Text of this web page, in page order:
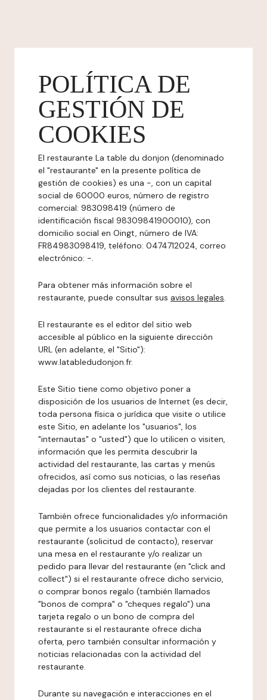
POLÍTICA DE
GESTIÓN DE
COOKIES
El restaurante La table du donjon (denominado
el "restaurante" en la presente política de
gestión de cookies) es una -, con un capital
social de 60000 euros, número de registro
comercial: 983098419 (número de
identificación fiscal 98309841900010), con
domicilio social en Oingt, número de IVA:
FR84983098419, teléfono: 0474712024, correo
electrónico: -.
Para obtener más información sobre el
restaurante, puede consultar sus avisos legales.
El restaurante es el editor del sitio web
accesible al público en la siguiente dirección
URL (en adelante, el "Sitio"):
www.latabledudonjon.fr.
Este Sitio tiene como objetivo poner a
disposición de los usuarios de Internet (es decir,
toda persona física o jurídica que visite o utilice
este Sitio, en adelante los "usuarios", los
"internautas" o "usted") que lo utilicen o visiten,
información que les permita descubrir la
actividad del restaurante, las cartas y menús
ofrecidos, así como sus noticias, o las reseñas
dejadas por los clientes del restaurante.
También ofrece funcionalidades y/o información
que permite a los usuarios contactar con el
restaurante (solicitud de contacto), reservar
una mesa en el restaurante y/o realizar un
pedido para llevar del restaurante (en "click and
collect") si el restaurante ofrece dicho servicio,
o comprar bonos regalo (también llamados
"bonos de compra" o "cheques regalo") una
tarjeta regalo o un bono de compra del
restaurante si el restaurante ofrece dicha
oferta, pero también consultar información y
noticias relacionadas con la actividad del
restaurante.
Durante su navegación e interacciones en el